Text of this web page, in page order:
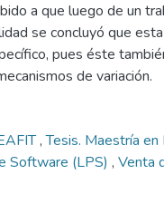
a que luego de un
se concluyó que
pues éste
de variación.
,Tesis. Maestría en
Software (LPS) , Venta